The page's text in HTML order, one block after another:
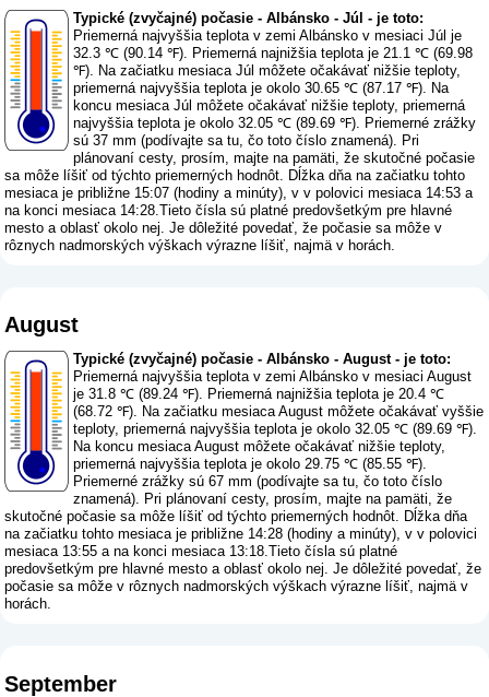
Typické (zvyčajné) počasie - Albánsko - Júl - je toto:
Priemerná najvyššia teplota v zemi Albánsko v mesiaci Júl je
32.3 ℃ (90.14 ℉). Priemerná najnižšia teplota je 21.1 ℃ (69.98
℉). Na začiatku mesiaca Júl môžete očakávať nižšie teploty,
priemerná najvyššia teplota je okolo 30.65 ℃ (87.17 ℉). Na
koncu mesiaca Júl môžete očakávať nižšie teploty, priemerná
najvyššia teplota je okolo 32.05 ℃ (89.69 ℉). Priemerné zrážky
sú 37 mm (podívajte sa tu, čo toto číslo znamená). Pri
plánovaní cesty, prosím, majte na pamäti, že skutočné počasie
sa môže líšiť od týchto priemerných hodnôt. Dĺžka dňa na začiatku tohto
mesiaca je približne 15:07 (hodiny a minúty), v v polovici mesiaca 14:53 a
na konci mesiaca 14:28.Tieto čísla sú platné predovšetkým pre hlavné
mesto a oblasť okolo nej. Je dôležité povedať, že počasie sa môže v
rôznych nadmorských výškach výrazne líšiť, najmä v horách.
August
Typické (zvyčajné) počasie - Albánsko - August - je toto:
Priemerná najvyššia teplota v zemi Albánsko v mesiaci August
je 31.8 ℃ (89.24 ℉). Priemerná najnižšia teplota je 20.4 ℃
(68.72 ℉). Na začiatku mesiaca August môžete očakávať vyššie
teploty, priemerná najvyššia teplota je okolo 32.05 ℃ (89.69 ℉).
Na koncu mesiaca August môžete očakávať nižšie teploty,
priemerná najvyššia teplota je okolo 29.75 ℃ (85.55 ℉).
Priemerné zrážky sú 67 mm (podívajte sa tu, čo toto číslo
znamená). Pri plánovaní cesty, prosím, majte na pamäti, že
skutočné počasie sa môže líšiť od týchto priemerných hodnôt. Dĺžka dňa
na začiatku tohto mesiaca je približne 14:28 (hodiny a minúty), v v polovici
mesiaca 13:55 a na konci mesiaca 13:18.Tieto čísla sú platné
predovšetkým pre hlavné mesto a oblasť okolo nej. Je dôležité povedať, že
počasie sa môže v rôznych nadmorských výškach výrazne líšiť, najmä v
horách.
September